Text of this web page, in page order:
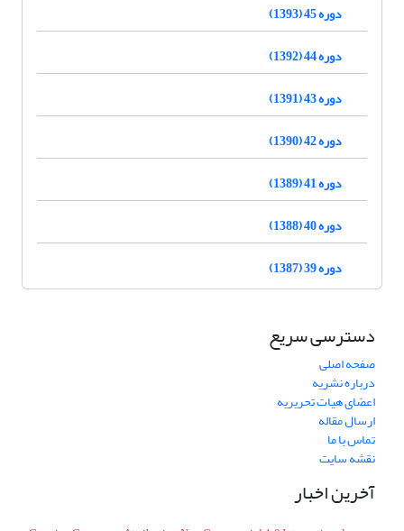
دوره 45 (1393)
دوره 44 (1392)
دوره 43 (1391)
دوره 42 (1390)
دوره 41 (1389)
دوره 40 (1388)
دوره 39 (1387)
دسترسی سریع
صفحه اصلی
درباره نشریه
اعضای هیات تحریریه
ارسال مقاله
تماس با ما
نقشه سایت
آخرین اخبار